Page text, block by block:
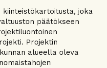
kiinteistökartoitusta, joka
päätökseen
Projektin
alueella oleva